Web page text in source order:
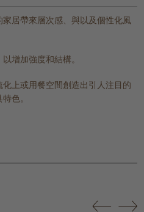
居帶來層次感、與以及個性化風
增加強度和結構。
上或用餐空間創造出引人注目的
色。